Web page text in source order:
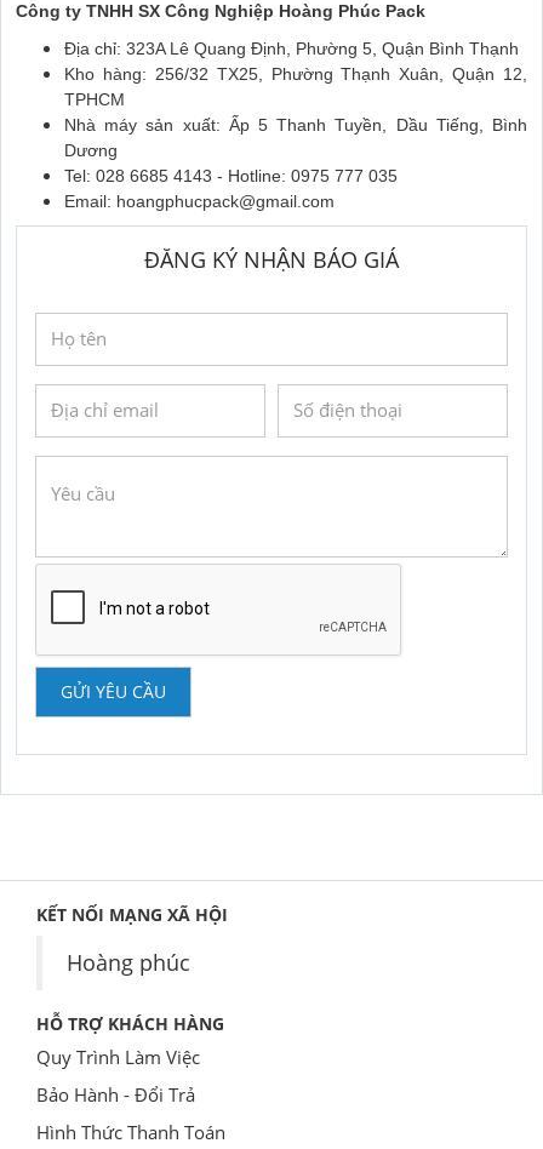
Công ty TNHH SX Công Nghiệp Hoàng Phúc Pack
Địa chỉ: 323A Lê Quang Định, Phường 5, Quận Bình Thạnh
Kho hàng: 256/32 TX25, Phường Thạnh Xuân, Quận 12,
TPHCM
Nhà máy sản xuất: Ấp 5 Thanh Tuyền, Dầu Tiếng, Bình
Dương
Tel: 028 6685 4143 - Hotline: 0975 777 035
Email: hoangphucpack@gmail.com
ĐĂNG KÝ NHẬN BÁO GIÁ
GỬI YÊU CẦU
KẾT NỐI MẠNG XÃ HỘI
Hoàng phúc
HỖ TRỢ KHÁCH HÀNG
Quy Trình Làm Việc
Bảo Hành - Đổi Trả
Hình Thức Thanh Toán